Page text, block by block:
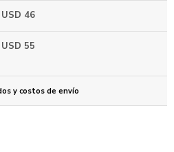
USD 46
USD 55
y costos de envío